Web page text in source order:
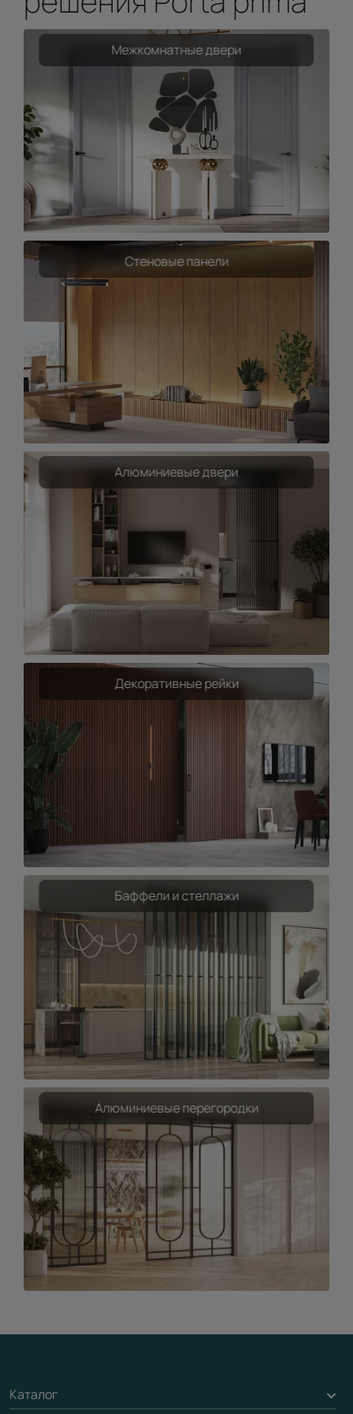
Межкомнатные двери
Стеновые панели
Алюминиевые двери
Декоративные рейки
Баффели и стеллажи
Алюминиевые перегородки
Каталог